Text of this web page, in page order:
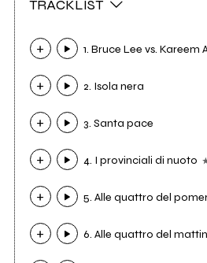
TRACKLIST
1. Bruce Lee vs.
2. Isola nera
3. Santa pace
4. I provinciali di nuoto
5. Alle quattro del
6. Alle quattro del